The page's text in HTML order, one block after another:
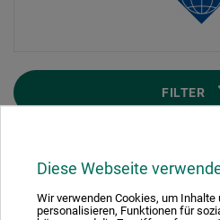
Diese Webseite
Wir verwenden Cookies, um Inhalte
personalisieren, Funktionen für
FILTER
1